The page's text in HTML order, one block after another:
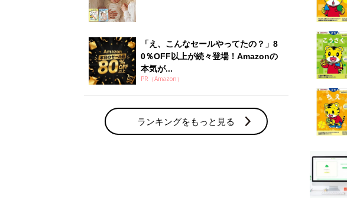
「え、こんなセールやってたの？」8
0％OFF以上が続々登場！Amazonの
本気が...
PR（Amazon）
ランキングをもっと見る